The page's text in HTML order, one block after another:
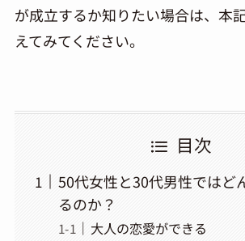
が成立するか知りたい場合は、本
えてみてください。
目次
50代女性と30代男性ではど
るのか？
大人の恋愛ができる